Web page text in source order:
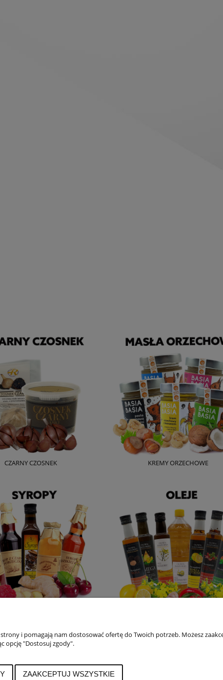
CZARNY CZOSNEK KREMY ORZECHOWE
Formy płatności
i pomagają nam dostosować ofertę do Twoich potrzeb. Możesz
opcję "Dostosuj zgody".
ZAAKCEPTUJ WSZYSTKIE